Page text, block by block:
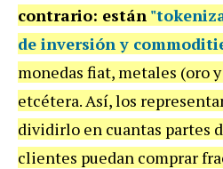
contrario: están
de inversión y
monedas fiat, metales (oro
etcétera. Así, los
dividirlo en cuantas partes
clientes puedan comprar